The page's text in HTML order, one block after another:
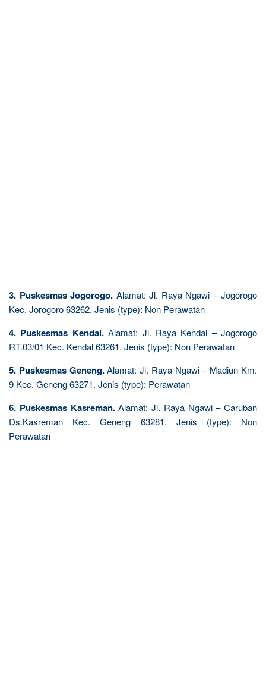
3. Puskesmas Jogorogo. Alamat: Jl. Raya Ngawi – Jogorogo
Kec. Jorogoro 63262. Jenis (type): Non Perawatan
4. Puskesmas Kendal.Alamat: Jl. Raya Kendal – Jogorogo
RT.03/01 Kec. Kendal 63261. Jenis (type): Non Perawatan
5. Puskesmas Geneng.Alamat: Jl. Raya Ngawi – Madiun Km.
9 Kec. Geneng 63271. Jenis (type): Perawatan
6. Puskesmas Kasreman.Alamat: Jl. Raya Ngawi – Caruban
Ds.Kasreman Kec. Geneng 63281. Jenis (type): Non
Perawatan